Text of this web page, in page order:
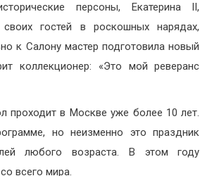
персоны, Екатерина II,
гостей в роскошных нарядах,
к Салону мастер подготовила новый
коллекционер: «Это мой реверанс
проходит в Москве уже более 10 лет.
но неизменно это праздник
любого возраста. В этом году
всего мира.